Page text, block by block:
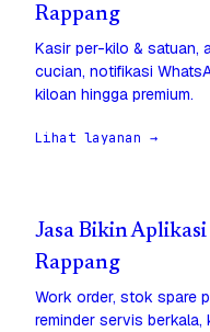
Rappang
Kasir per-kilo & satuan,
cucian, notifikasi
kiloan hingga premium.
Lihat layanan →
Jasa Bikin
Rappang
Work order, stok spare
reminder servis